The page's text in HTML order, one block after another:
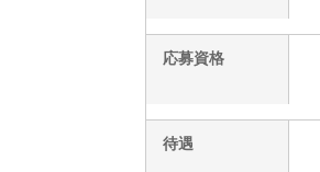
応募資格
待遇